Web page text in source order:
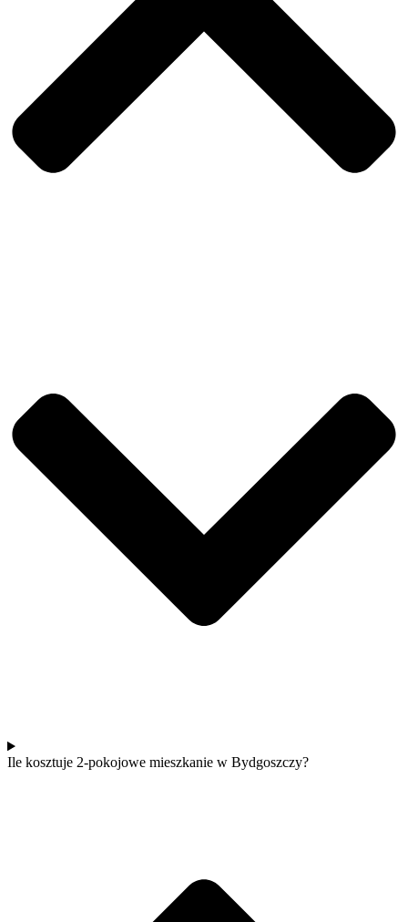
Ile kosztuje 2-pokojowe mieszkanie w Bydgoszczy?